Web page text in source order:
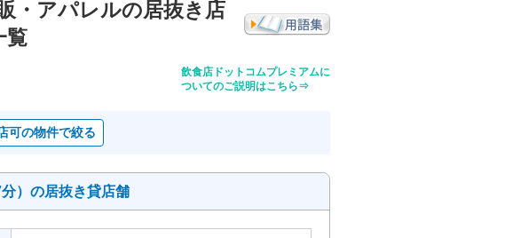
・アパレルの居抜き店
覧
飲食店ドットコムプレミアムに
ついてのご説明はこちら⇒
可の物件で絞る
）の居抜き貸店舗